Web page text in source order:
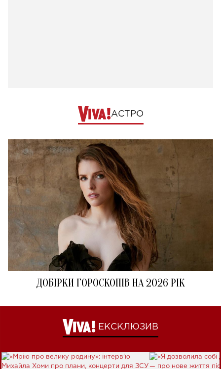
АСТРО
ДОБІРКИ ГОРОСКОПІВ НА 2026 РІК
ЕКСКЛЮЗИВ